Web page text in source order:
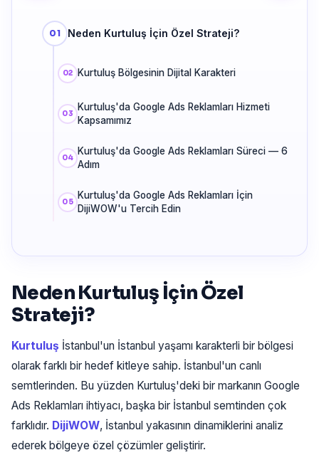
Neden Kurtuluş İçin Özel Strateji?
Kurtuluş Bölgesinin Dijital Karakteri
Kurtuluş'da Google Ads Reklamları Hizmeti
Kapsamımız
Kurtuluş'da Google Ads Reklamları Süreci — 6
Adım
Kurtuluş'da Google Ads Reklamları İçin
DijiWOW'u Tercih Edin
Neden Kurtuluş İçin Özel
Strateji?
Kurtuluş İstanbul'un İstanbul yaşamı karakterli bir bölgesi
olarak farklı bir hedef kitleye sahip. İstanbul'un canlı
semtlerinden. Bu yüzden Kurtuluş'deki bir markanın Google
Ads Reklamları ihtiyacı, başka bir İstanbul semtinden çok
farklıdır. DijiWOW, İstanbul yakasının dinamiklerini analiz
ederek bölgeye özel çözümler geliştirir.